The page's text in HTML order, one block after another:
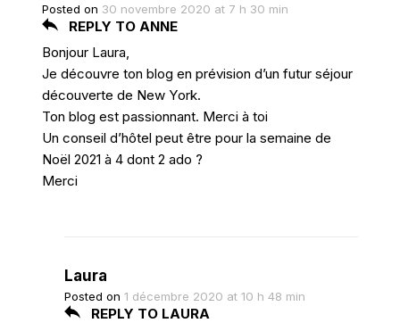
Posted on 30 novembre 2020 at 7 h 30 min
REPLY TO ANNE
Bonjour Laura,
Je découvre ton blog en prévision d’un futur séjour
découverte de New York.
Ton blog est passionnant. Merci à toi
Un conseil d’hôtel peut être pour la semaine de
Noël 2021 à 4 dont 2 ado ?
Merci
Laura
Posted on 1 décembre 2020 at 10 h 48 min
REPLY TO LAURA